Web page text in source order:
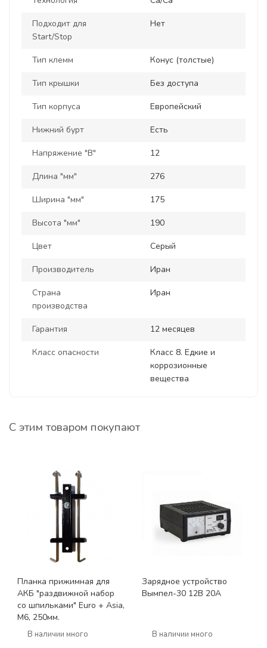
Подходит для
Start/Stop
Нет
Тип клемм Конус (толстые)
Тип крышки Без доступа
Тип корпуса Европейский
Нижний бурт Есть
Напряжение "В" 12
Длина "мм" 276
Ширина "мм" 175
Высота "мм" 190
Цвет Серый
Производитель Иран
Страна
производства
Иран
Гарантия 12 месяцев
Класс опасности
Класс 8. Едкие и
коррозионные
вещества
С этим товаром покупают
Планка прижимная для
АКБ "раздвижной набор
со шпильками" Euro + Asia,
M6, 250мм.
В наличии много
Зарядное устройство
Вымпел-30 12В 20А
В наличии много